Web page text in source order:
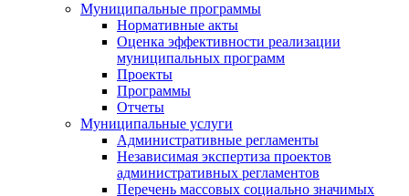
Муниципальные программы
Нормативные акты
Оценка эффективности реализации
муниципальных программ
Проекты
Программы
Отчеты
Муниципальные услуги
Административные регламенты
Независимая экспертиза проектов
административных регламентов
Перечень массовых социально значимых